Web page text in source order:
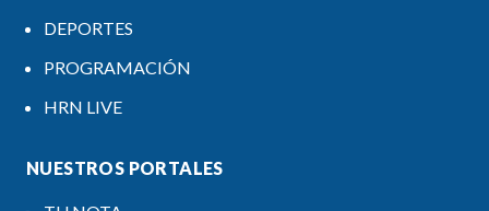
DEPORTES
PROGRAMACIÓN
HRN LIVE
NUESTROS PORTALES